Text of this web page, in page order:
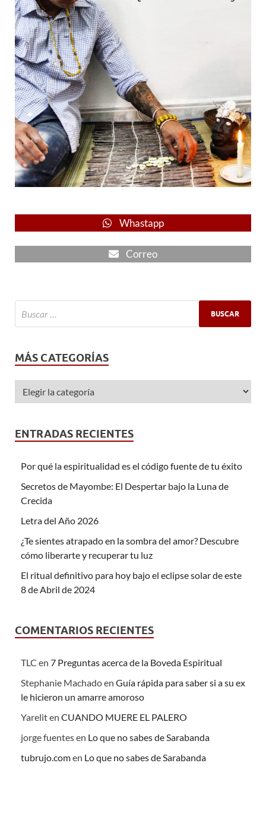
Whastapp
Correo
MÁS CATEGORÍAS
ENTRADAS RECIENTES
Por qué la espiritualidad es el código fuente de tu éxito
Secretos de Mayombe: El Despertar bajo la Luna de
Crecida
Letra del Año 2026
¿Te sientes atrapado en la sombra del amor? Descubre
cómo liberarte y recuperar tu luz
El ritual definitivo para hoy bajo el eclipse solar de este
8 de Abril de 2024
COMENTARIOS RECIENTES
TLC en 7 Preguntas acerca de la Boveda Espiritual
Stephanie Machadoen Guía rápida para saber si a su ex
le hicieron un amarre amoroso
Yareliten CUANDO MUERE EL PALERO
jorge fuentesen Lo que no sabes de Sarabanda
tubrujo.comen Lo que no sabes de Sarabanda